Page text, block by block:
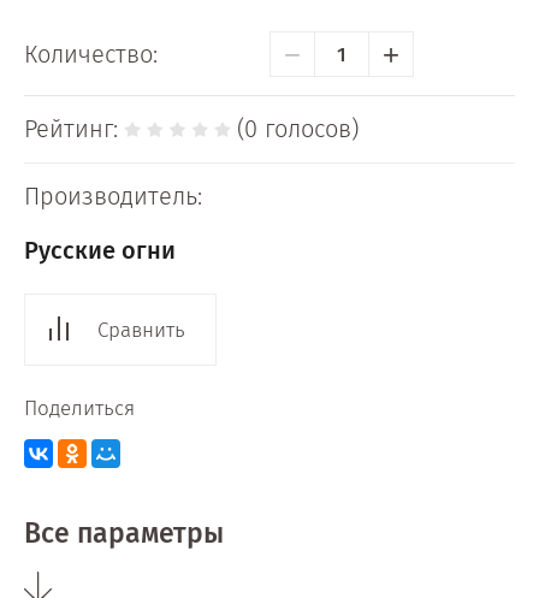
Количество: − +
Рейтинг: (0 голосов)
Производитель:
Русские огни
Сравнить
Поделиться
Все параметры